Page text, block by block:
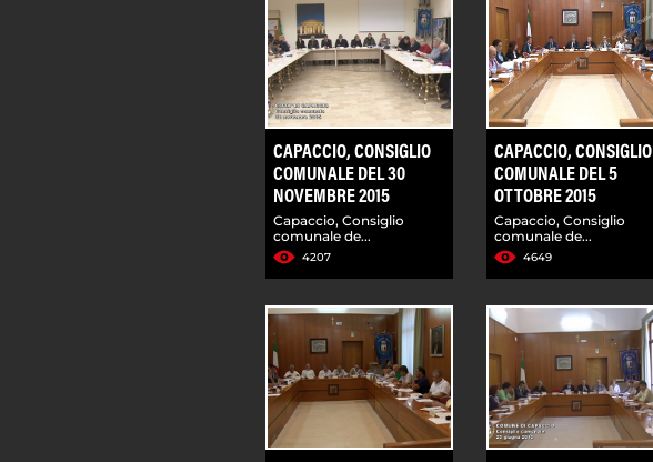
CAPACCIO, CONSIGLIO
COMUNALE DEL 30
NOVEMBRE 2015
Capaccio, Consiglio
comunale de...
4207
CAPACCIO, CONSIGLIO
COMUNALE DEL 5
OTTOBRE 2015
Capaccio, Consiglio
comunale de...
4649